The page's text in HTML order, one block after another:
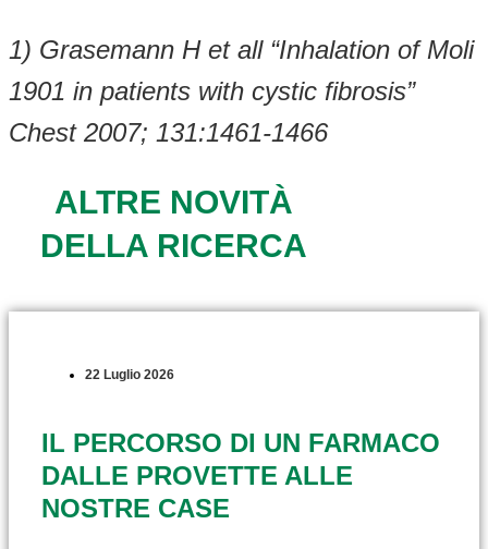
1) Grasemann H et all “Inhalation of Moli
1901 in patients with cystic fibrosis”
Chest 2007; 131:1461-1466
ALTRE NOVITÀ
DELLA RICERCA
22 Luglio 2026
IL PERCORSO DI UN FARMACO
DALLE PROVETTE ALLE
NOSTRE CASE